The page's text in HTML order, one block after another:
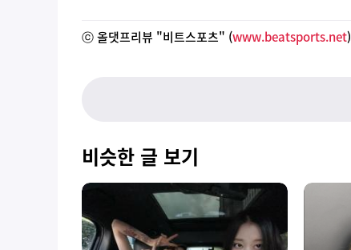
ⓒ 올댓프리뷰 "비트스포츠" (www.beatsports.net)
비슷한 글 보기